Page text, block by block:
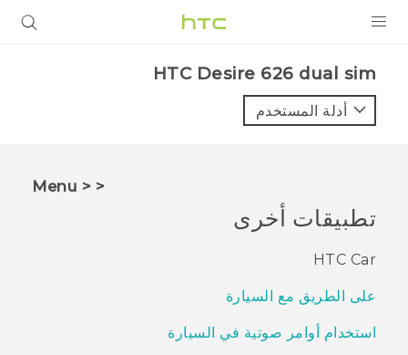
VIVE
VIVERSE
البرامج + التطبيقات
الدعم
أجهزة HTC والملحقات
HTC Desire 626 dual sim‎
أدلة المستخدم
< < Menu
تطبيقات أخرى
HTC Car
على الطريق مع السيارة
استخدام أوامر صوتية في السيارة